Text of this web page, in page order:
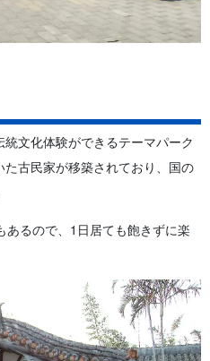
文化体験ができるテーマパーク
古民家が移築されており、国の
るので、1日居ても飽きずに楽